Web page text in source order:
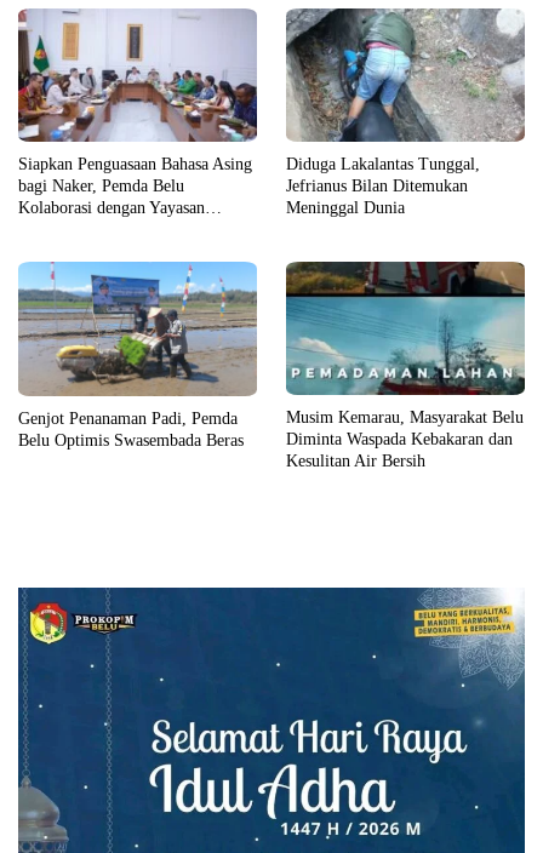
Siapkan Penguasaan Bahasa Asing
bagi Naker, Pemda Belu
Kolaborasi dengan Yayasan
Diduga Lakalantas Tunggal,
Jefrianus Bilan Ditemukan
Meninggal Dunia
Genjot Penanaman Padi, Pemda
Belu Optimis Swasembada Beras
Musim Kemarau, Masyarakat Belu
Diminta Waspada Kebakaran dan
Kesulitan Air Bersih